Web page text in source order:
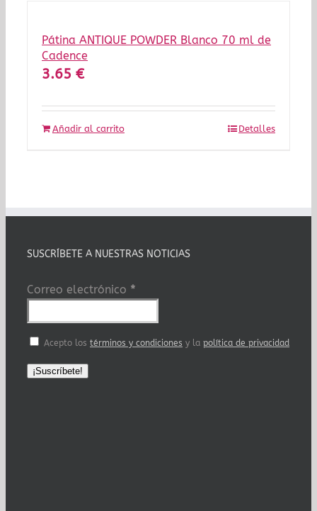
Pátina ANTIQUE POWDER Blanco 70 ml de
Cadence
3.65 €
Añadir al carrito Detalles
SUSCRÍBETE A NUESTRAS NOTICIAS
Correo electrónico *
Acepto los términos y condiciones y la política de privacidad